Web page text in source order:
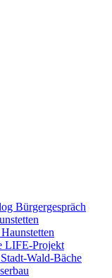
Bürgergespräch
LIFE-Projekt
Stadt-Wald-Bäche